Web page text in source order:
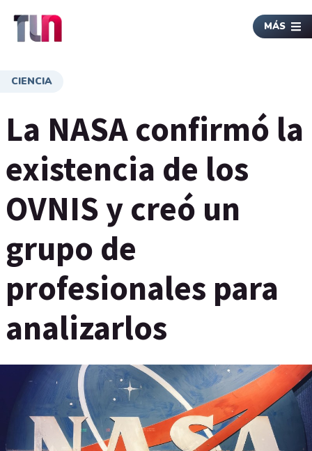
MÁS
CIENCIA
La NASA confirmó la
existencia de los
OVNIS y creó un
grupo de
profesionales para
analizarlos